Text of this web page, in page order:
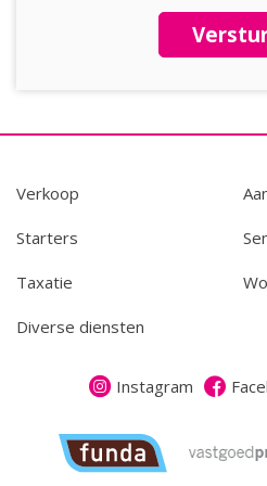
Verkoop
Starters
Taxatie
Diverse diensten
Instagram